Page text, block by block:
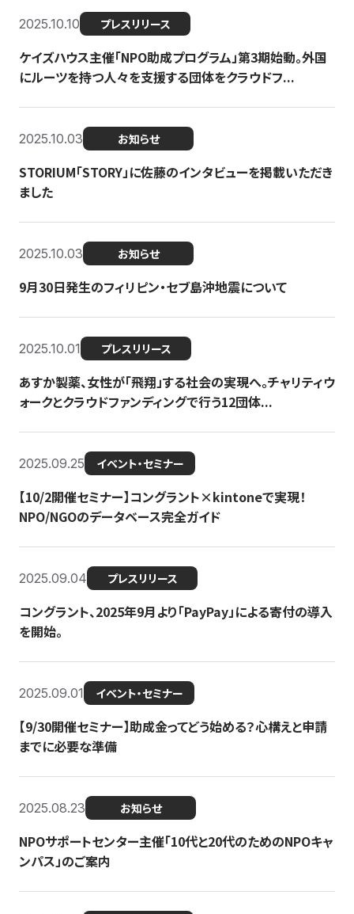
2025.10.10 プレスリリース
ケイズハウス主催「NPO助成プログラム」第3期始動。外国
にルーツを持つ人々を支援する団体をクラウドフ...
2025.10.03 お知らせ
STORIUM「STORY」に佐藤のインタビューを掲載いただき
ました
2025.10.03 お知らせ
9月30日発生のフィリピン・セブ島沖地震について
2025.10.01 プレスリリース
あすか製薬、女性が「飛翔」する社会の実現へ。チャリティウ
ォークとクラウドファンディングで行う12団体...
2025.09.25 イベント・セミナー
【10/2開催セミナー】コングラント×kintoneで実現！
NPO/NGOのデータベース完全ガイド
2025.09.04 プレスリリース
コングラント、2025年9月より「PayPay」による寄付の導入
を開始。
2025.09.01 イベント・セミナー
【9/30開催セミナー】助成金ってどう始める？心構えと申請
までに必要な準備
2025.08.23 お知らせ
NPOサポートセンター主催「10代と20代のためのNPOキャ
ンパス」のご案内